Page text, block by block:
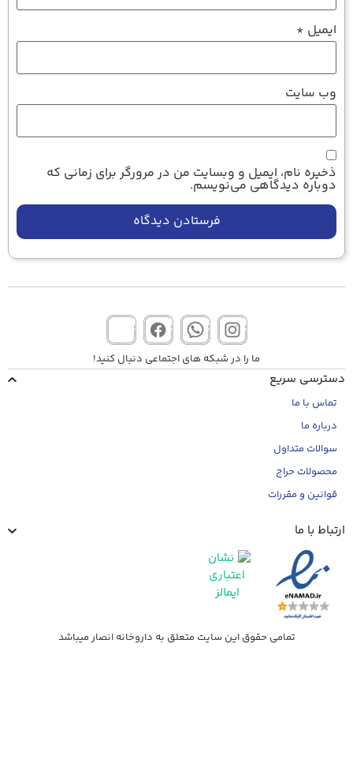
ایمیل*
وب‌ سایت
ذخیره نام، ایمیل و وبسایت من در مرورگر برای زمانی که
دوباره دیدگاهی می‌نویسم.
ما را در شبکه های اجتماعی دنبال کنید!
سریع
تماس با ما
درباره ما
سوالات متداول
محصولات حراج
قوانین و مقررات
با ما
تمامی حقوق این سایت متعلق به داروخانه انصار میباشد